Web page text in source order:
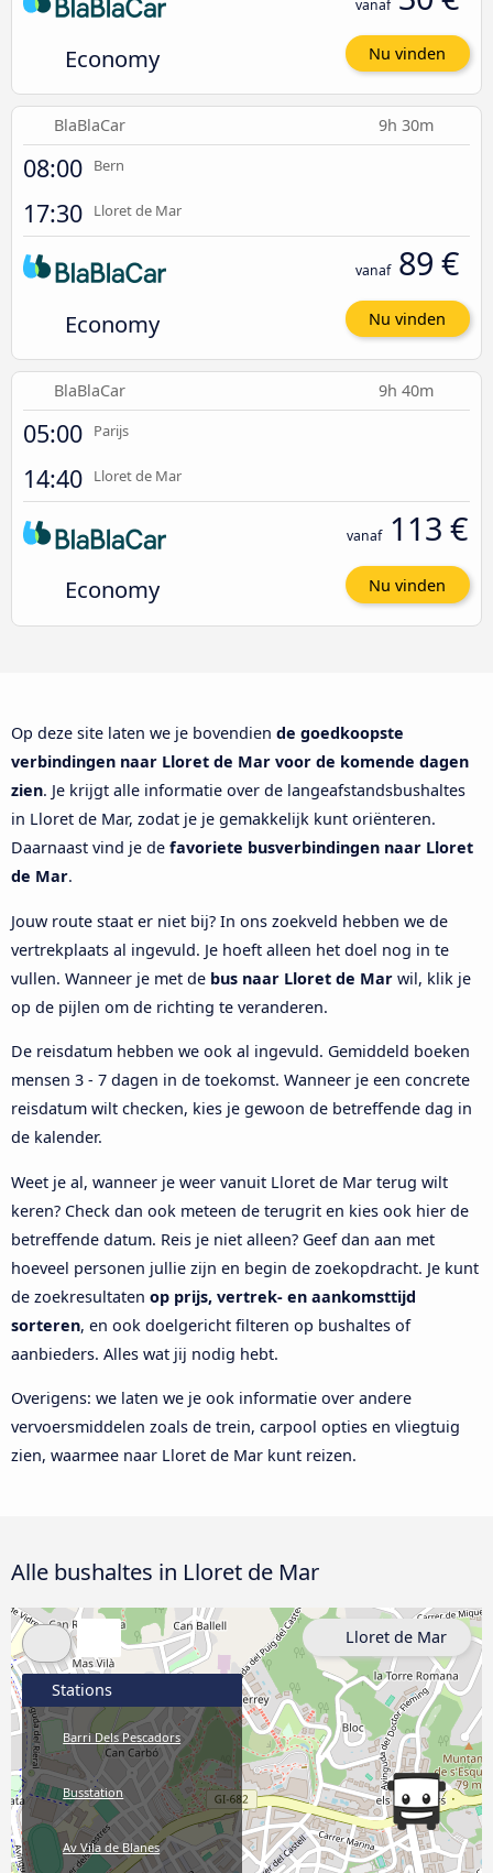
Economy
vanaf
Nu vinden
BlaBlaCar 9h 30m
08:00 Bern
17:30 Lloret de Mar
Economy
vanaf 89 €
Nu vinden
BlaBlaCar 9h 40m
05:00 Parijs
14:40 Lloret de Mar
Economy
vanaf 113 €
Nu vinden
Op deze site laten we je bovendien de goedkoopste
verbindingen naar Lloret de Mar voor de komende dagen
zien. Je krijgt alle informatie over de langeafstandsbushaltes
in Lloret de Mar, zodat je je gemakkelijk kunt oriënteren.
Daarnaast vind je de favoriete busverbindingen naar Lloret
de Mar.
Jouw route staat er niet bij? In ons zoekveld hebben we de
vertrekplaats al ingevuld. Je hoeft alleen het doel nog in te
vullen. Wanneer je met de bus naar Lloret de Mar wil, klik je
op de pijlen om de richting te veranderen.
De reisdatum hebben we ook al ingevuld. Gemiddeld boeken
mensen 3 - 7 dagen in de toekomst. Wanneer je een concrete
reisdatum wilt checken, kies je gewoon de betreffende dag in
de kalender.
Weet je al, wanneer je weer vanuit Lloret de Mar terug wilt
keren? Check dan ook meteen de terugrit en kies ook hier de
betreffende datum. Reis je niet alleen? Geef dan aan met
hoeveel personen jullie zijn en begin de zoekopdracht. Je kunt
de zoekresultaten op prijs, vertrek- en aankomsttijd
sorteren, en ook doelgericht filteren op bushaltes of
aanbieders. Alles wat jij nodig hebt.
Overigens: we laten we je ook informatie over andere
vervoersmiddelen zoals de trein, carpool opties en vliegtuig
zien, waarmee naar Lloret de Mar kunt reizen.
Alle bushaltes in Lloret de Mar
Stations
Barri Dels Pescadors
Busstation
Av Vila de Blanes
Lloret de Mar